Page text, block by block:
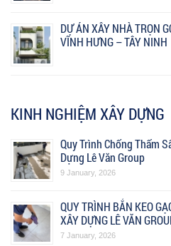
DỰ ÁN XÂY NHÀ TRỌN
VĨNH HƯNG – TÂY NINH
KINH NGHIỆM XÂY DỰNG
Quy Trình Chống Thấm
Dựng Lê Văn Group
9 January, 2026
QUY TRÌNH BẮN KEO
XÂY DỰNG LÊ VĂN
7 January, 2026